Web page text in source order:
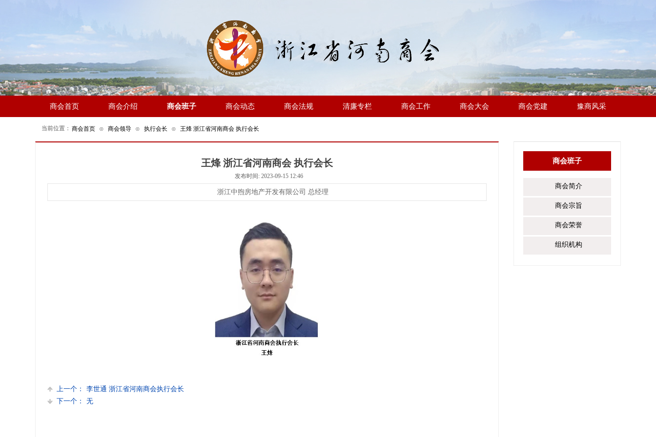
商会首页 商会介绍 商会班子 商会动态 商会法规 清廉专栏 商会工作 商会大会 商会党建 豫商风采
商会首页 ⊙ 商会领导 ⊙ 执行会长 ⊙ 王烽 浙江省河南商会 执行会长
当前位置：
商会班子
商会简介
商会宗旨
商会荣誉
组织机构
王烽 浙江省河南商会 执行会长
发布时间: 2023-09-15 12:46
浙江中煦房地产开发有限公司 总经理
上一个：
李世通 浙江省河南商会执行会长
下一个：
无